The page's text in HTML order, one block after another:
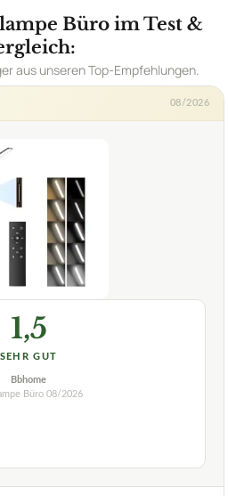
Büro im Test &
aus unseren Top-Empfehlungen.
08/2026
1,5
SEHR GUT
Bbhome
Büro 08/2026